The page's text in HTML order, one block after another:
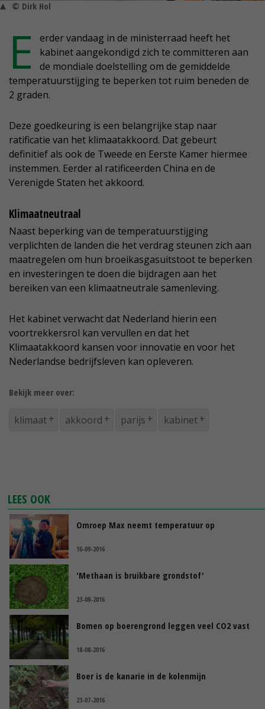
© Dirk Hol
E
erder vandaag in de ministerraad heeft het
kabinet aangekondigd zich te committeren aan
de mondiale doelstelling om de gemiddelde
temperatuurstijging te beperken tot ruim beneden de
2 graden.
Deze goedkeuring is een belangrijke stap naar
ratificatie van het klimaatakkoord. Dat gebeurt
definitief als ook de Tweede en Eerste Kamer hiermee
instemmen. Eerder al ratificeerden China en de
Verenigde Staten het akkoord.
Klimaatneutraal
Naast beperking van de temperatuurstijging
verplichten de landen die het verdrag steunen zich aan
maatregelen om hun broeikasgasuitstoot te beperken
en investeringen te doen die bijdragen aan het
bereiken van een klimaatneutrale samenleving.
Het kabinet verwacht dat Nederland hierin een
voortrekkersrol kan vervullen en dat het
Klimaatakkoord kansen voor innovatie en voor het
Nederlandse bedrijfsleven kan opleveren.
Bekijk meer over:
klimaat akkoord parijs kabinet
LEES OOK
Omroep Max neemt temperatuur op
16-09-2016
'Methaan is bruikbare grondstof'
23-08-2016
Bomen op boerengrond leggen veel CO2 vast
18-08-2016
Boer is de kanarie in de kolenmijn
23-07-2016